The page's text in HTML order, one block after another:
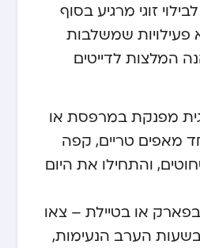
זוגי מרגיע בסוף
שמשלבות
המלצות לדייטים
מפנקת במרפסת או
מאפים טריים, קפה
והתחילו את היום
או בטיילת – צאו
בשעות הערב הנעימות,